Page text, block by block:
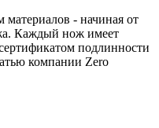
- начиная от
Каждый нож имеет
подлинности
компании Zero